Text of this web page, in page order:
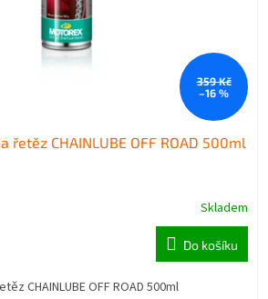
359 Kč
–16 %
řetěz CHAINLUBE OFF ROAD 500ml
Skladem
Do košíku
CHAINLUBE OFF ROAD 500ml